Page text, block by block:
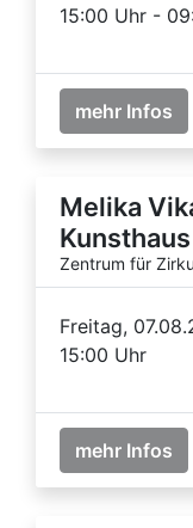
15:00 Uhr -
mehr Infos
Melika
Zentrum für
Freitag,
15:00 Uhr
mehr Infos